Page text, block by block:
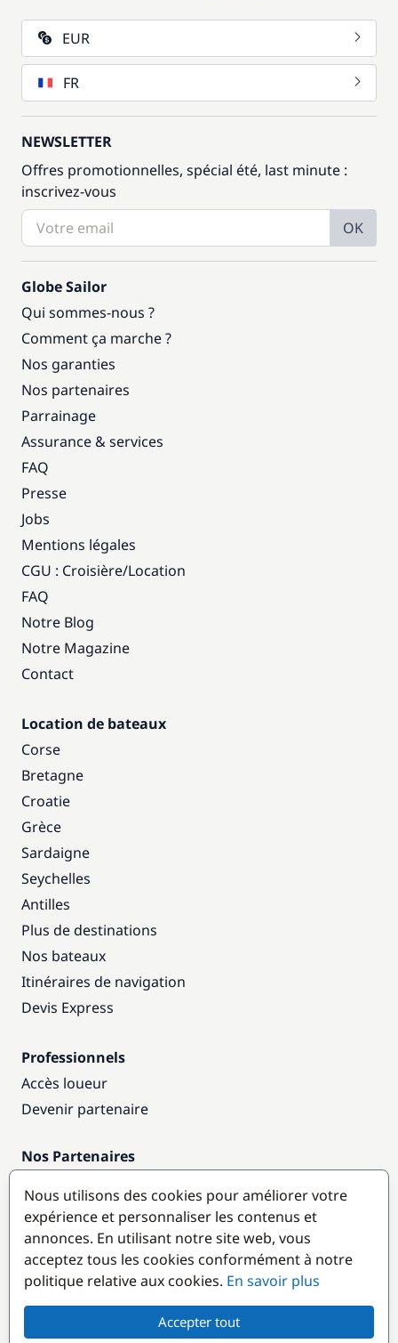
EUR
FR
NEWSLETTER
Offres promotionnelles, spécial été, last minute :
inscrivez-vous
OK
Globe Sailor
Qui sommes-nous ?
Comment ça marche ?
Nos garanties
Nos partenaires
Parrainage
Assurance & services
FAQ
Presse
Jobs
Mentions légales
CGU : Croisière/Location
FAQ
Notre Blog
Notre Magazine
Contact
Location de bateaux
Corse
Bretagne
Croatie
Grèce
Sardaigne
Seychelles
Antilles
Plus de destinations
Nos bateaux
Itinéraires de navigation
Devis Express
Professionnels
Accès loueur
Devenir partenaire
Nos Partenaires
Destinations populaires
Nous utilisons des cookies pour améliorer votre
expérience et personnaliser les contenus et
annonces. En utilisant notre site web, vous
acceptez tous les cookies conformément à notre
politique relative aux cookies. En savoir plus
Accepter tout